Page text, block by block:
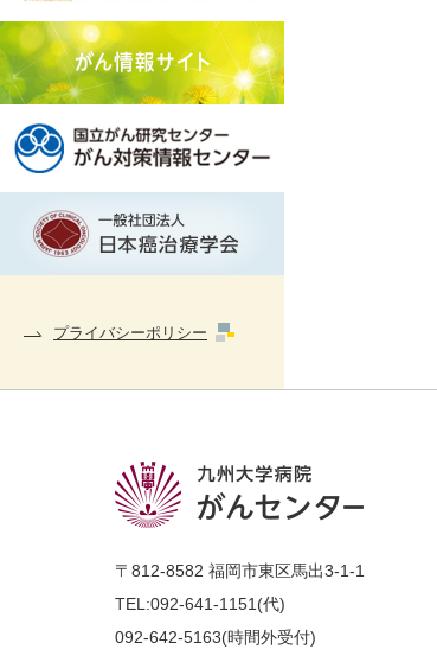
プライバシーポリシー
〒812-8582 福岡市東区馬出3-1-1
TEL:092-641-1151(代)
092-642-5163(時間外受付)